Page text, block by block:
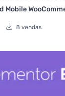
, Portfolio Saúde e
Themeforest, Todos os
Mobile
8 vendas